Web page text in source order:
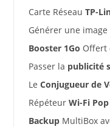
Carte Réseau TP-
Générer une image
Booster 1Go Offert
Passer la publicité
Le Conjugueur de
Répéteur Wi-Fi Pop
BackupMultiBox